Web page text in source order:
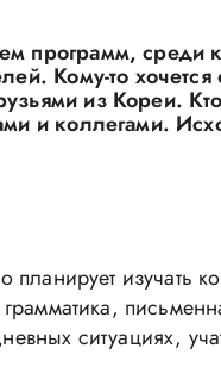
программ, среди
Кому-то хочется
из Кореи.
и коллегами.
изучать
ситуациях,